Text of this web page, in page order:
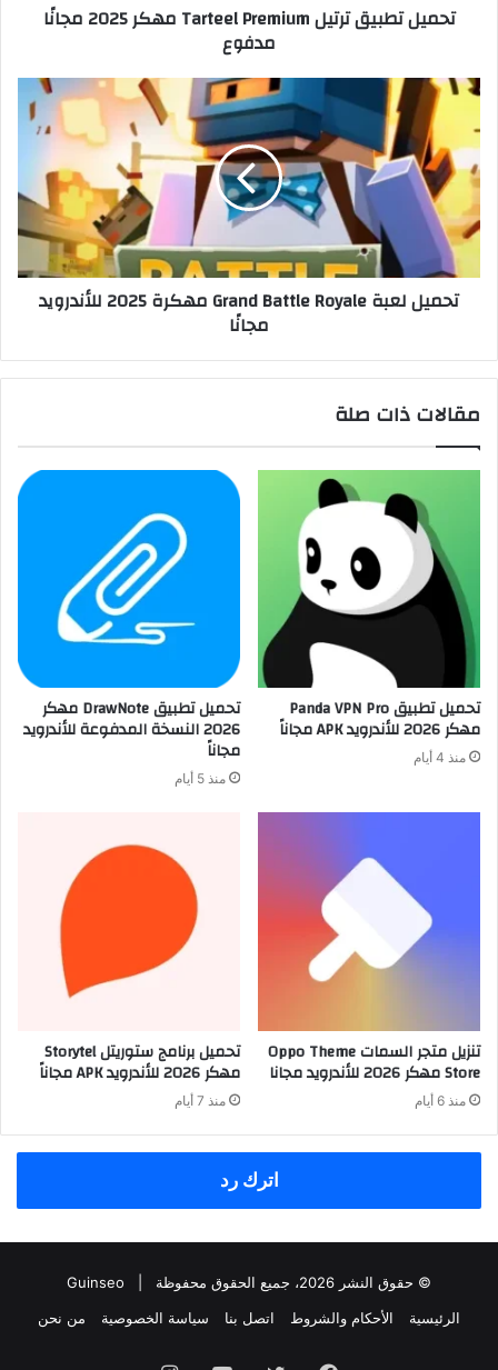
تحميل تطبيق ترتيل Tarteel Premium مهكر 2025 مجانًا
مدفوع
تحميل لعبة Grand Battle Royale مهكرة 2025 للأندرويد
مجانًا
مقالات ذات صلة
تحميل تطبيق Panda VPN Pro
مهكر 2026 للأندرويد APK مجاناً
منذ 4 أيام
تحميل تطبيق DrawNote مهكر
2026 النسخة المدفوعة للأندرويد
مجاناً
منذ 5 أيام
تنزيل متجر السمات Oppo Theme
Store مهكر 2026 للأندرويد مجانا
منذ 6 أيام
تحميل برنامج ستوريتل Storytel
مهكر 2026 للأندرويد APK مجاناً
منذ 7 أيام
اترك رد
© حقوق النشر 2026، جميع الحقوق محفوظة |
Guinseo
الرئيسية
الأحكام والشروط اتصل بنا سياسة الخصوصية من نحن